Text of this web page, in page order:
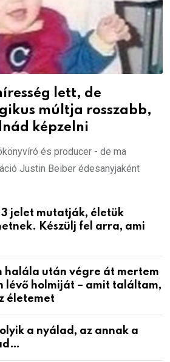
lett, de
múltja rosszabb,
képzelni
és producer - de ma
Justin Beiber édesanyjaként
3 jelet mutatják, életük
Készülj fel arra, ami
halála után végre át mertem
lévő holmiját – amit találtam,
életemet
a nyálad, az annak a